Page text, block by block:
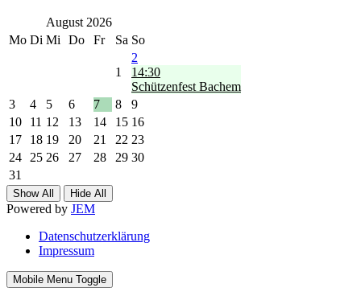
August 2026
Mo Di Mi Do Fr Sa So
1
2
14:30
Schützenfest Bachem
3
4 5 6 7 8
9
10
11 12 13 14 15 16
17
18 19 20 21 22 23
24
25 26 27 28 29 30
31
Show All Hide All
Powered by JEM
Datenschutzerklärung
Impressum
Mobile Menu Toggle